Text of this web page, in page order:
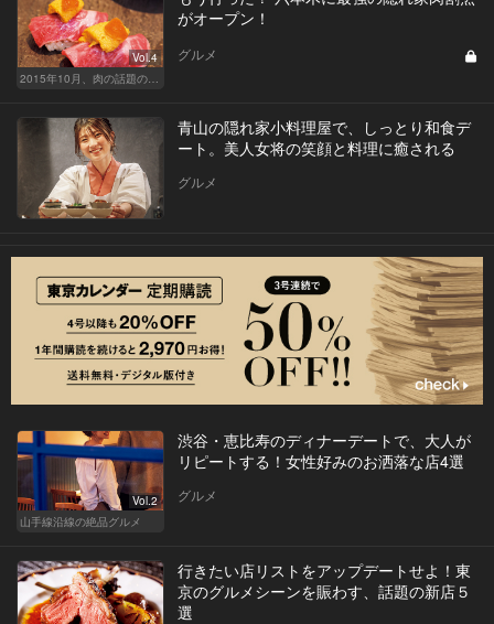
Vol.4
2015年10月、肉の話題の新店を5日間連続連載でお届け！
がオープン！
グルメ
青山の隠れ家小料理屋で、しっとり和食デ
ート。美人女将の笑顔と料理に癒される
グルメ
Vol.2
山手線沿線の絶品グルメ
渋谷・恵比寿のディナーデートで、大人が
リピートする！女性好みのお洒落な店4選
グルメ
行きたい店リストをアップデートせよ！東
京のグルメシーンを賑わす、話題の新店５
選